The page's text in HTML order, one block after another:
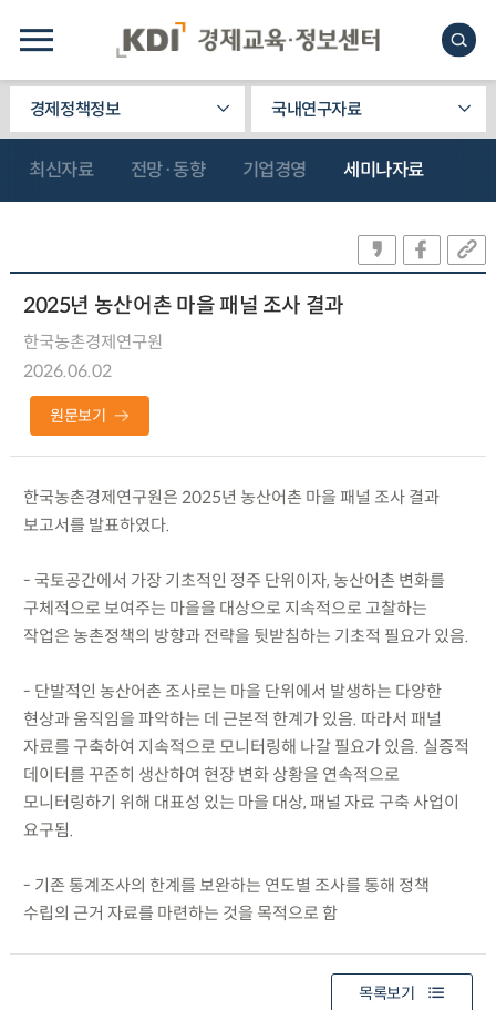
경제정책정보 국내연구자료
최신자료 전망·동향 기업경영 세미나자료
2025년 농산어촌 마을 패널 조사 결과
한국농촌경제연구원
2026.06.02
원문보기
한국농촌경제연구원은 2025년 농산어촌 마을 패널 조사 결과
보고서를 발표하였다.
- 국토공간에서 가장 기초적인 정주 단위이자, 농산어촌 변화를
구체적으로 보여주는 마을을 대상으로 지속적으로 고찰하는
작업은 농촌정책의 방향과 전략을 뒷받침하는 기초적 필요가 있음.
- 단발적인 농산어촌 조사로는 마을 단위에서 발생하는 다양한
현상과 움직임을 파악하는 데 근본적 한계가 있음. 따라서 패널
자료를 구축하여 지속적으로 모니터링해 나갈 필요가 있음. 실증적
데이터를 꾸준히 생산하여 현장 변화 상황을 연속적으로
모니터링하기 위해 대표성 있는 마을 대상, 패널 자료 구축 사업이
요구됨.
- 기존 통계조사의 한계를 보완하는 연도별 조사를 통해 정책
수립의 근거 자료를 마련하는 것을 목적으로 함
목록보기